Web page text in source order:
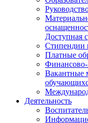
Доступная
Стипендии
Платные
Финансово-
Вакантные
Деятельность